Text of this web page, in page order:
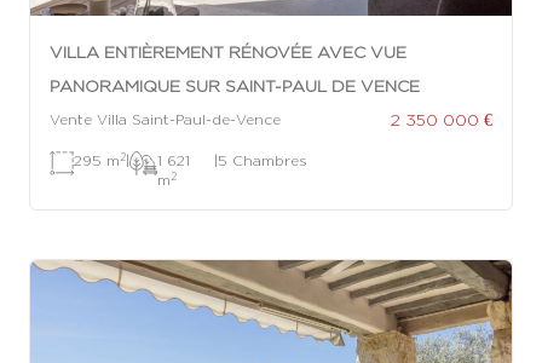
VILLA ENTIÈREMENT RÉNOVÉE AVEC VUE
PANORAMIQUE SUR SAINT-PAUL DE VENCE
Vente Villa Saint-Paul-de-Vence 2 350 000 €
295 m 2|
1 621
m 2
|5 Chambres